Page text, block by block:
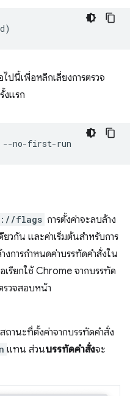
นี้เพื่อหลีกเลี่ยงการตรวจ
งแรก
flags การตั้งค่าจะลบล้าง
วกัน และค่าเริ่มต้นสำหรับการ
งการกำหนดค่าบรรทัดคำสั่งใน
รียกใช้ Chrome จากบรรทัด
รวจสอบหน้า
ถานะที่ตั้งค่าจากบรรทัดคำสั่ง
แทน ส่วนบรรทัดคำสั่งจะ